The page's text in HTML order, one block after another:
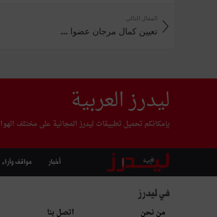
المقال التالي
تعيين كمال مرجان عضوا ...
ليدرز العربية
بإمكانكم تحميل تطبيقات ليدرز المجانية على مختلف
أخبار مواقف وآراء
في ليدرز
من نحن اتصل بنا